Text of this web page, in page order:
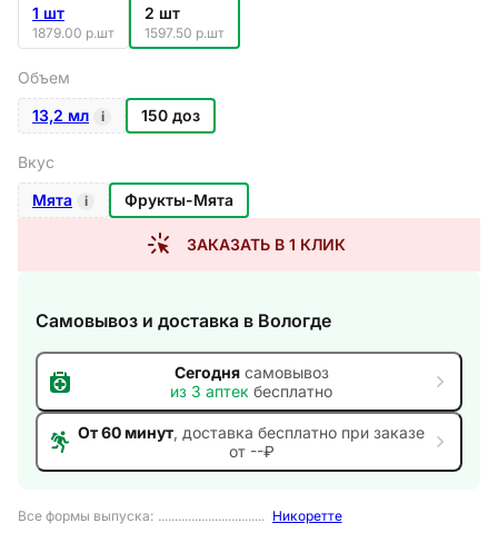
Все формы выпуска:
Никоретте
1 шт
1879.00 р.шт
2 шт
1597.50 р.шт
Объем
13,2 мл
i 150 доз
Вкус
Мята
i Фрукты-Мята
ЗАКАЗАТЬ В 1 КЛИК
Самовывоз и доставка в Вологде
Сегоднясамовывоз
из 3 аптек бесплатно
От 60 минут, доставка бесплатно при заказе
от --₽